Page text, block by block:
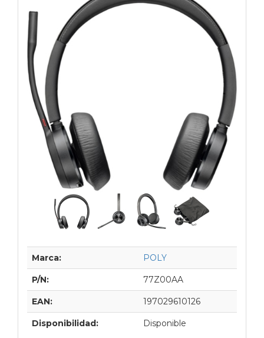
Marca: POLY
P/N: 77Z00AA
EAN: 197029610126
Disponibilidad: Disponible